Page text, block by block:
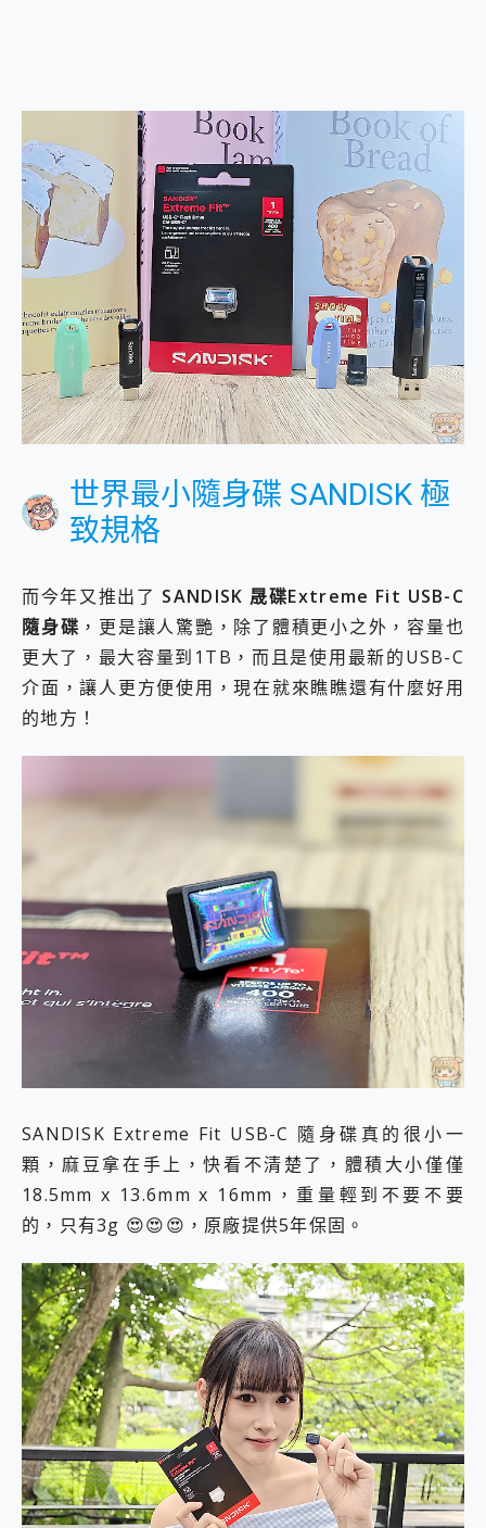
世界最小隨身碟 SANDISK 極
致規格
而今年又推出了 SANDISK 晟碟Extreme Fit USB-C
隨身碟 ，更是讓人驚艷，除了體積更小之外，容量也
更大了，最大容量到1TB，而且是使用最新的USB-C
介面，讓人更方便使用，現在就來瞧瞧還有什麼好用
的地方！
SANDISK Extreme Fit USB-C 隨身碟真的很小一
顆，麻豆拿在手上，快看不清楚了，體積大小僅僅
18.5mm x 13.6mm x 16mm，重量輕到不要不要
的，只有3g 😍😍😍，原廠提供5年保固。